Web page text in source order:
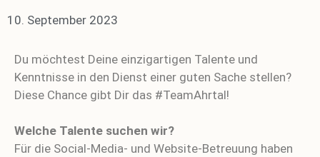
10. September 2023
Du möchtest Deine einzigartigen Talente und
Kenntnisse in den Dienst einer guten Sache stellen?
Diese Chance gibt Dir das #TeamAhrtal!
Welche Talente suchen wir?
Für die Social-Media- und Website-Betreuung haben